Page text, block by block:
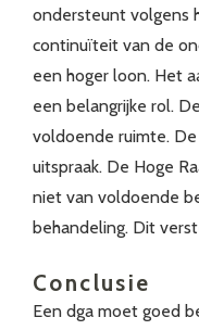
ondersteunt volgens
continuïteit van de
een hoger loon. Het
een belangrijke rol.
voldoende ruimte.
uitspraak. De Hoge
niet van voldoende
behandeling. Dit
Conclusie
Een dga moet goed